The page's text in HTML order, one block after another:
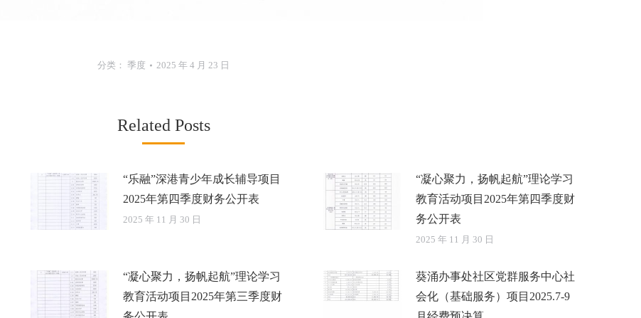
分类： 季度 2025 年 4 月 23 日
Related Posts
“乐融”深港青少年成长辅导项目
2025年第四季度财务公开表
2025 年 11 月 30 日
“凝心聚力，扬帆起航”理论学习
教育活动项目2025年第四季度财
务公开表
2025 年 11 月 30 日
“凝心聚力，扬帆起航”理论学习
教育活动项目2025年第三季度财
葵涌办事处社区党群服务中心社
会化（基础服务）项目2025.7-9